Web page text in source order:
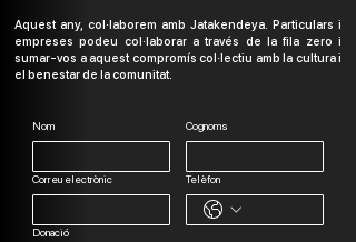
Aquest any, col·laborem amb Jatakendeya. Particulars i
empreses podeu col·laborar a través de la fila zero i
sumar-vos a aquest compromís col·lectiu amb la cultura i
el benestar de la comunitat.
Nom Cognoms
Correu electrònic Telèfon
Donació